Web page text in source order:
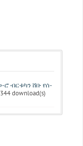
ሮ ብርቱካን ሸቡ የሰ-
download(s)